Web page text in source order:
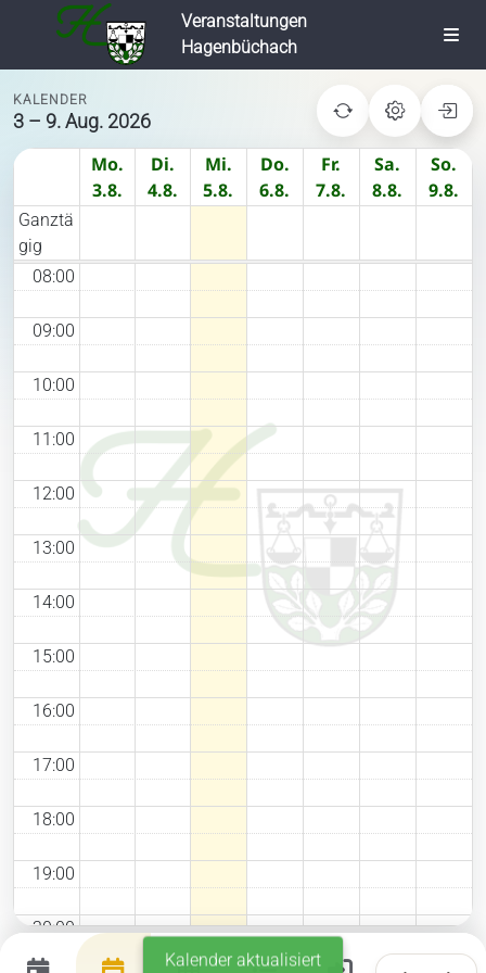
Veranstaltungen
Hagenbüchach
Startseite
Hagenbüchach
VGem
Bauen &Wohnen
Leben &
Gewerbe &Gaststätten
Aktuelles
Links
KALENDER
3 – 9. Aug. 2026
Mo.
3.8.
Di.
4.8.
Mi.
5.8.
Do.
6.8.
Fr.
7.8.
Sa.
8.8.
So.
9.8.
Ganztä
gig
03:00
05:00
07:00
08:00
09:00
10:00
11:00
12:00
13:00
14:00
15:00
16:00
17:00
18:00
19:00
20:00
Kalender aktualisiert